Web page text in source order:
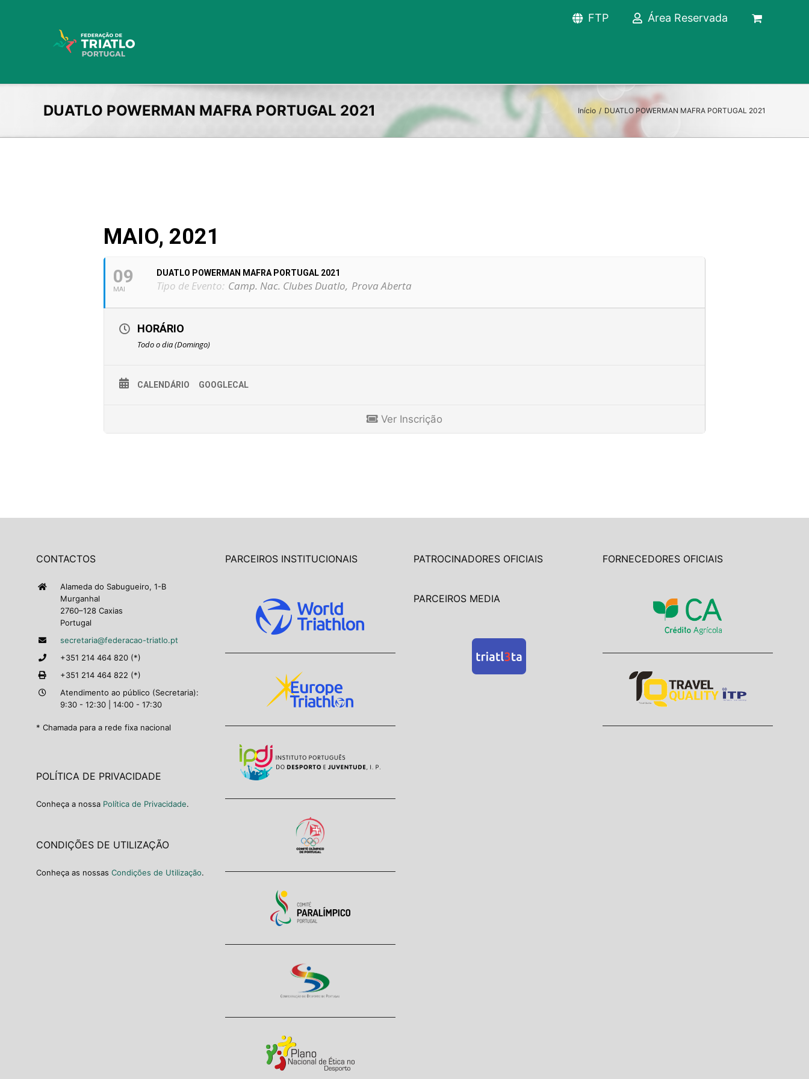
FTP Área Reservada
DUATLO POWERMAN MAFRA PORTUGAL 2021 Início / DUATLO POWERMAN MAFRA PORTUGAL 2021
MAIO, 2021
09
MAI
DUATLO POWERMAN MAFRA PORTUGAL 2021
Tipo de Evento: Camp. Nac. Clubes Duatlo, Prova Aberta
HORÁRIO
Todo o dia (Domingo)
CALENDÁRIO GOOGLECAL
Ver Inscrição
CONTACTOS
Alameda do Sabugueiro, 1-B
Murganhal
2760–128 Caxias
Portugal
secretaria@federacao-triatlo.pt
+351 214 464 820 (*)
+351 214 464 822 (*)
Atendimento ao público (Secretaria):
9:30 - 12:30 | 14:00 - 17:30
* Chamada para a rede fixa nacional
POLÍTICA DE PRIVACIDADE
Conheça a nossa Política de Privacidade.
CONDIÇÕES DE UTILIZAÇÃO
Conheça as nossas Condições de Utilização.
PARCEIROS INSTITUCIONAIS PATROCINADORES OFICIAIS
PARCEIROS MEDIA
FORNECEDORES OFICIAIS